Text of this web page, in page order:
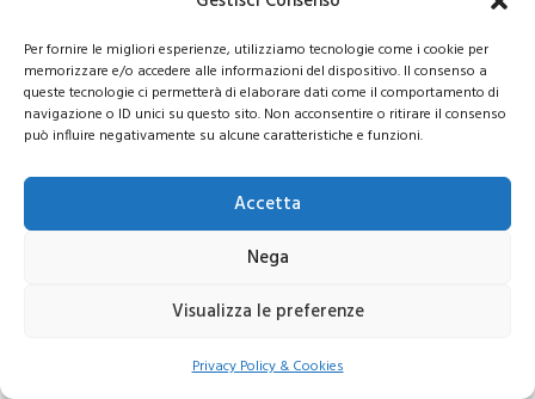
Per fornire le migliori esperienze, utilizziamo tecnologie come i cookie per
memorizzare e/o accedere alle informazioni del dispositivo. Il consenso a
queste tecnologie ci permetterà di elaborare dati come il comportamento di
navigazione o ID unici su questo sito. Non acconsentire o ritirare il consenso
può influire negativamente su alcune caratteristiche e funzioni.
Accetta
Nega
Visualizza le preferenze
Privacy Policy & Cookies